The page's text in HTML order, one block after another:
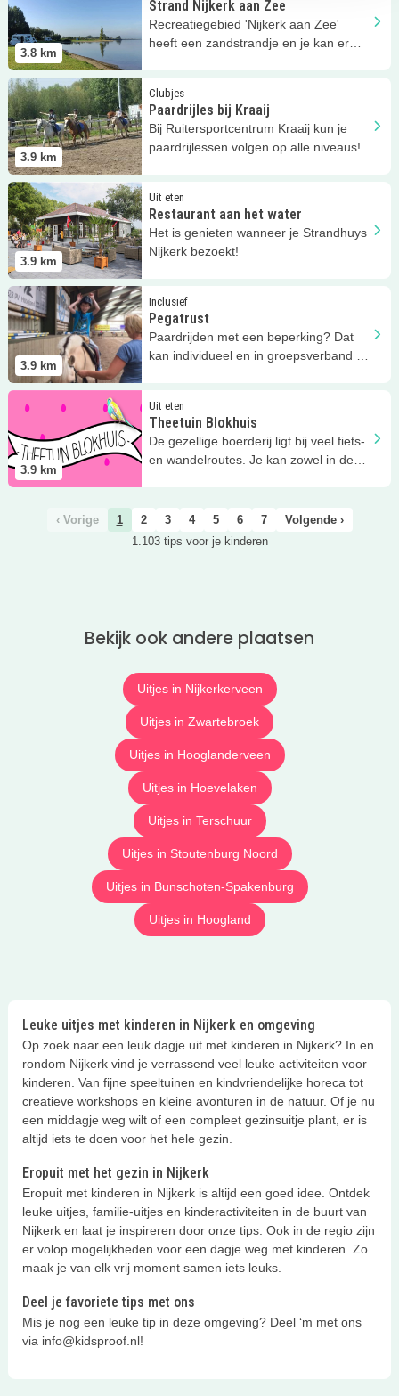
3.8 km
Strand Nijkerk aan Zee
Recreatiegebied 'Nijkerk aan Zee'
heeft een zandstrandje en je kan er
3.9 km
Clubjes
Paardrijles bij Kraaij
Bij Ruitersportcentrum Kraaij kun je
paardrijlessen volgen op alle niveaus!
Lees meer Paardrijles bij Kraaij
3.9 km
Uit eten
Restaurant aan het water
Het is genieten wanneer je Strandhuys
Nijkerk bezoekt!
Lees meer Restaurant aan het water
3.9 km
Inclusief
Pegatrust
Paardrijden met een beperking? Dat
kan individueel en in groepsverband bij
Lees meer Pegatrust
3.9 km
Uit eten
Theetuin Blokhuis
De gezellige boerderij ligt bij veel fiets-
en wandelroutes. Je kan zowel in de
Lees meer Theetuin Blokhuis
‹ Vorige 1 2 3 4 5 6 7
Volgende ›
1.103 tips voor je kinderen
Bekijk ook andere plaatsen
Uitjes in Nijkerkerveen
Uitjes in Zwartebroek
Uitjes in Hooglanderveen
Uitjes in Hoevelaken
Uitjes in Terschuur
Uitjes in Stoutenburg Noord
Uitjes in Bunschoten-Spakenburg
Uitjes in Hoogland
Leuke uitjes met kinderen in Nijkerk en omgeving
Op zoek naar een leuk dagje uit met kinderen in Nijkerk? In en
rondom Nijkerk vind je verrassend veel leuke activiteiten voor
kinderen. Van fijne speeltuinen en kindvriendelijke horeca tot
creatieve workshops en kleine avonturen in de natuur. Of je nu
een middagje weg wilt of een compleet gezinsuitje plant, er is
altijd iets te doen voor het hele gezin.
Eropuit met het gezin in Nijkerk
Eropuit met kinderen in Nijkerk is altijd een goed idee. Ontdek
leuke uitjes, familie-uitjes en kinderactiviteiten in de buurt van
Nijkerk en laat je inspireren door onze tips. Ook in de regio zijn
er volop mogelijkheden voor een dagje weg met kinderen. Zo
maak je van elk vrij moment samen iets leuks.
Deel je favoriete tips met ons
Mis je nog een leuke tip in deze omgeving? Deel ‘m met ons
via info@kidsproof.nl!